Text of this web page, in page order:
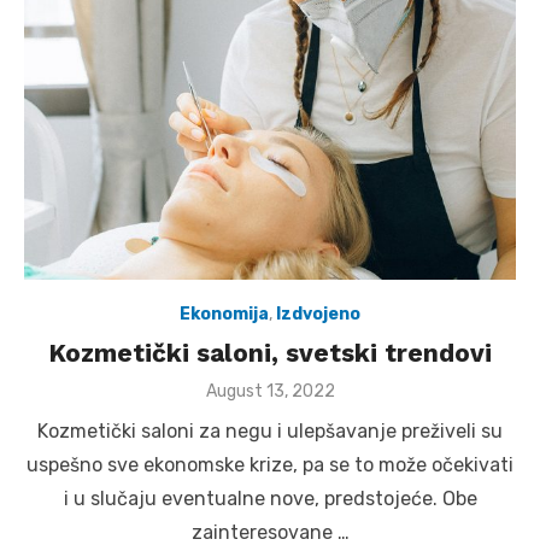
Ekonomija, Izdvojeno
Kozmetički saloni, svetski trendovi
Posted
August 13, 2022
Kozmetički saloni za negu i ulepšavanje preživeli su
uspešno sve ekonomske krize, pa se to može očekivati
i u slučaju eventualne nove, predstojeće. Obe
zainteresovane …